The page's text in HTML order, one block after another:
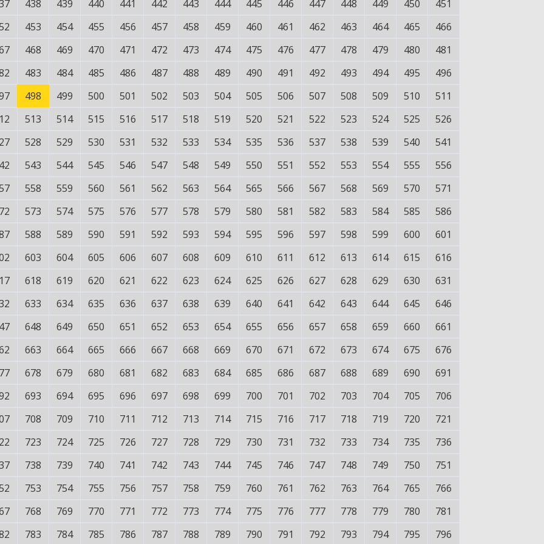
438 439 440 441 442 443 444 445 446 447 448 449 450
451
453 454 455 456 457 458 459 460 461 462 463 464 465
466
468 469 470 471 472 473 474 475 476 477 478 479 480
481
483 484 485 486 487 488 489 490 491 492 493 494 495
496
498 499 500 501 502 503 504 505 506 507 508 509 510
511
513 514 515 516 517 518 519 520 521 522 523 524 525
526
528 529 530 531 532 533 534 535 536 537 538 539 540
541
543 544 545 546 547 548 549 550 551 552 553 554 555
556
558 559 560 561 562 563 564 565 566 567 568 569 570
571
573 574 575 576 577 578 579 580 581 582 583 584 585
586
588 589 590 591 592 593 594 595 596 597 598 599 600
601
603 604 605 606 607 608 609 610 611 612 613 614 615
616
618 619 620 621 622 623 624 625 626 627 628 629 630
631
633 634 635 636 637 638 639 640 641 642 643 644 645
646
648 649 650 651 652 653 654 655 656 657 658 659 660
661
663 664 665 666 667 668 669 670 671 672 673 674 675
676
678 679 680 681 682 683 684 685 686 687 688 689 690
691
693 694 695 696 697 698 699 700 701 702 703 704 705
706
708 709 710 711 712 713 714 715 716 717 718 719 720
721
723 724 725 726 727 728 729 730 731 732 733 734 735
736
738 739 740 741 742 743 744 745 746 747 748 749 750
751
753 754 755 756 757 758 759 760 761 762 763 764 765
766
768 769 770 771 772 773 774 775 776 777 778 779 780
781
783 784 785 786 787 788 789 790 791 792 793 794 795 796